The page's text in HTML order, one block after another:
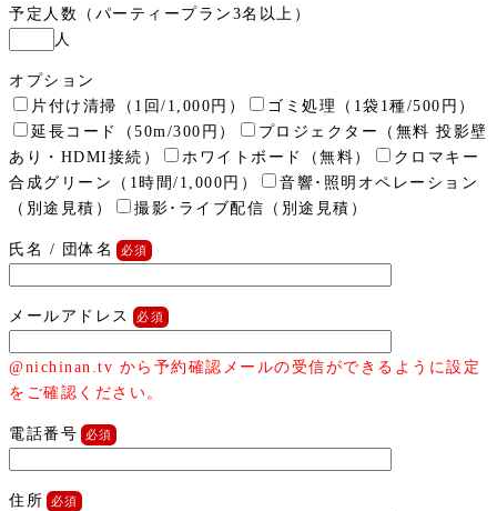
予定人数（パーティープラン3名以上）
人
オプション
片付け清掃（1回/1,000円）
ゴミ処理（1袋1種/500円）
延長コード（50m/300円）
プロジェクター（無料 投影壁
あり・HDMI接続）
ホワイトボード（無料）
クロマキー
合成グリーン（1時間/1,000円）
音響･照明オペレーション
（別途見積）
撮影･ライブ配信（別途見積）
氏名 / 団体名
メールアドレス
@nichinan.tv から予約確認メールの受信ができるように設定
をご確認ください。
電話番号
住所